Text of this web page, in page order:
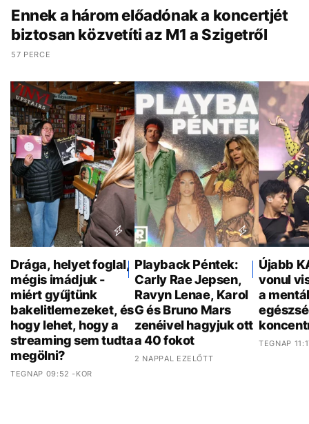
Ennek a három előadónak a koncertjét
biztosan közvetíti az M1 a Szigetről
57 PERCE
Drága, helyet foglal,
mégis imádjuk -
miért gyűjtünk
bakelitlemezeket, és
hogy lehet, hogy a
streaming sem tudta
megölni?
TEGNAP 09:52 -KOR
Playback Péntek:
Carly Rae Jepsen,
Ravyn Lenae, Karol
G és Bruno Mars
zenéivel hagyjuk ott
a 40 fokot
2 NAPPAL EZELŐTT
Újabb
vonul
a
TEGNAP